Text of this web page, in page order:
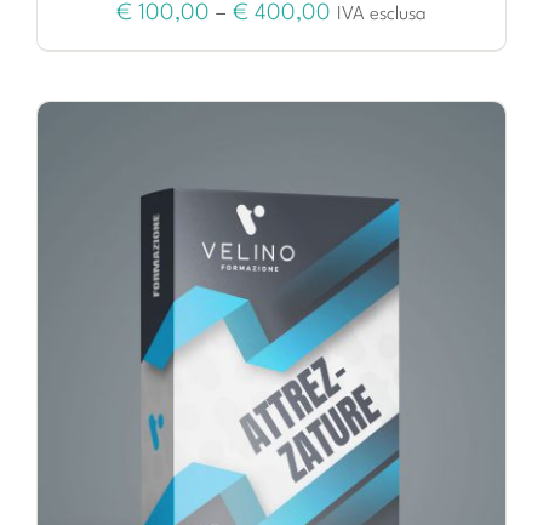
€ 100,00 – € 400,00 IVA esclusa